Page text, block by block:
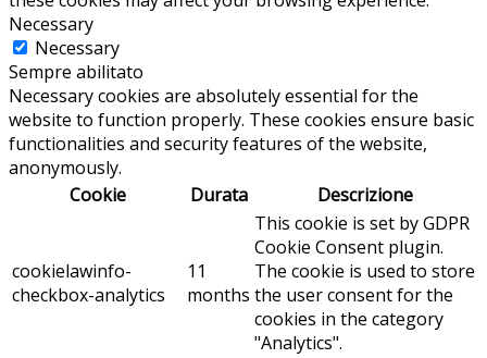
Necessary
Necessary
Sempre abilitato
Necessary cookies are absolutely essential for the
website to function properly. These cookies ensure basic
functionalities and security features of the website,
anonymously.
Cookie
Durata Descrizione
cookielawinfo-
checkbox-analytics
11
months
This cookie is set by GDPR
Cookie Consent plugin.
The cookie is used to store
the user consent for the
cookies in the category
"Analytics".